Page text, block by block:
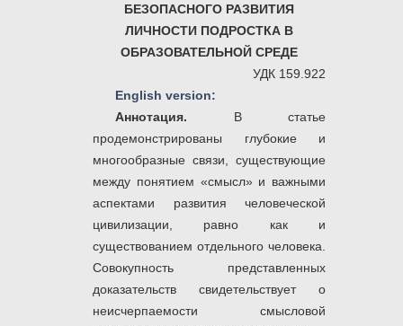
БЕЗОПАСНОГО РАЗВИТИЯ
ЛИЧНОСТИ ПОДРОСТКА В
ОБРАЗОВАТЕЛЬНОЙ СРЕДЕ
УДК 159.922
English version:
Аннотация. В статье
продемонстрированы глубокие и
многообразные связи, существующие
между понятием «смысл» и важными
аспектами развития человеческой
цивилизации, равно как и
существованием отдельного человека.
Совокупность представленных
доказательств свидетельствует о
неисчерпаемости смысловой